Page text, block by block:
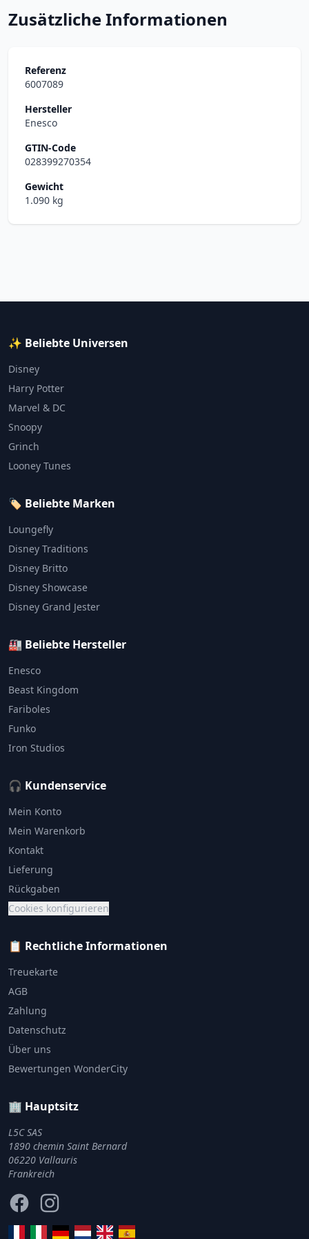
Zusätzliche Informationen
Referenz
6007089
Hersteller
Enesco
GTIN-Code
028399270354
Gewicht
1.090 kg
✨ Beliebte Universen
Disney
Harry Potter
Marvel & DC
Snoopy
Grinch
Looney Tunes
🏷️ Beliebte Marken
Loungefly
Disney Traditions
Disney Britto
Disney Showcase
Disney Grand Jester
🏭 Beliebte Hersteller
Enesco
Beast Kingdom
Fariboles
Funko
Iron Studios
🎧 Kundenservice
Mein Konto
Mein Warenkorb
Kontakt
Lieferung
Rückgaben
Cookies konfigurieren
📋 Rechtliche Informationen
Treuekarte
AGB
Zahlung
Datenschutz
Über uns
Bewertungen WonderCity
🏢 Hauptsitz
L5C SAS
1890 chemin Saint Bernard
06220 Vallauris
Frankreich
FacebookInstagram